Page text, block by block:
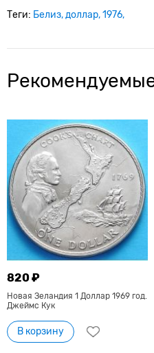
Теги: Белиз доллар 1976
820 ₽
Новая Зеландия 1 Доллар 1969 год.
Джеймс Кук
В корзину